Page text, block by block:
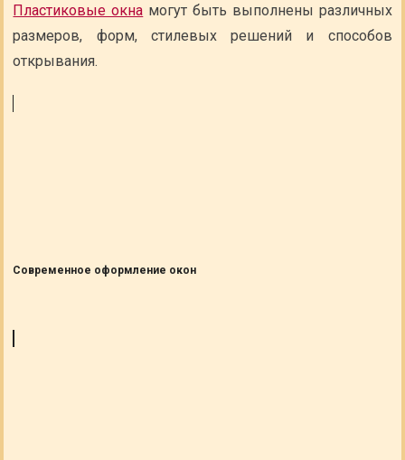
Пластиковые окна могут быть выполнены различных
размеров, форм, стилевых решений и способов
открывания.
Современное оформление окон